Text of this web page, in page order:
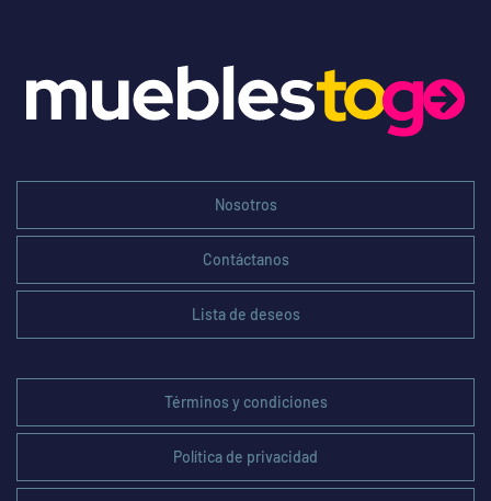
Nosotros
Contáctanos
Lista de deseos
Términos y condiciones
Política de privacidad